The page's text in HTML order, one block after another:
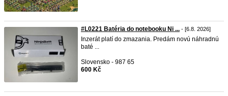
#L0221 Batéria do notebooku Ni ... - [6.8. 2026]
Inzerát platí do zmazania. Predám novú náhradnú
baté ...
Slovensko - 987 65
600 Kč